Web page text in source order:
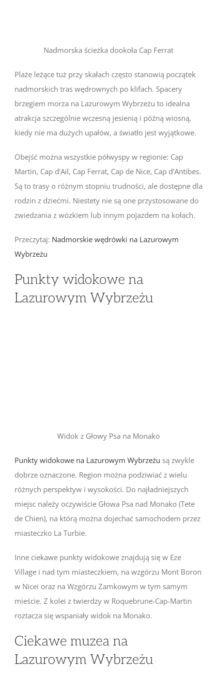
Nadmorska ścieżka dookoła Cap Ferrat
Plaże leżące tuż przy skałach często stanowią początek
nadmorskich tras wędrownych po klifach. Spacery
brzegiem morza na Lazurowym Wybrzeżu to idealna
atrakcja szczególnie wczesną jesienią i późną wiosną,
kiedy nie ma dużych upałów, a światło jest wyjątkowe.
Obejść można wszystkie półwyspy w regionie: Cap
Martin, Cap d’Ail, Cap Ferrat, Cap de Nice, Cap d’Antibes.
Są to trasy o różnym stopniu trudności, ale dostępne dla
rodzin z dziećmi. Niestety nie są one przystosowane do
zwiedzania z wózkiem lub innym pojazdem na kołach.
Przeczytaj: Nadmorskie wędrówki na Lazurowym
Wybrzeżu
Punkty widokowe na
Lazurowym Wybrzeżu
Widok z Głowy Psa na Monako
Punkty widokowe na Lazurowym Wybrzeżu są zwykle
dobrze oznaczone. Region można podziwiać z wielu
różnych perspektyw i wysokości. Do najładniejszych
miejsc należy oczywiście Głowa Psa nad Monako (Tete
de Chien), na którą można dojechać samochodem przez
miasteczko La Turbie.
Inne ciekawe punkty widokowe znajdują się w Eze
Village i nad tym miasteczkiem, na wzgórzu Mont Boron
w Nicei oraz na Wzgórzu Zamkowym w tym samym
mieście. Z kolei z twierdzy w Roquebrune-Cap-Martin
roztacza się wspaniały widok na Monako.
Ciekawe muzea na
Lazurowym Wybrzeżu